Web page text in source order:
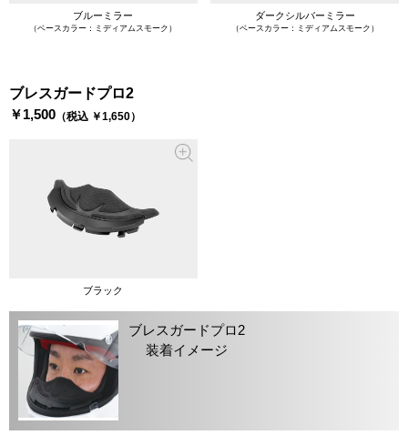
ブルーミラー
（ベースカラー：ミディアムスモーク）
ダークシルバーミラー
（ベースカラー：ミディアムスモーク）
ブレスガードプロ2
￥1,500 （税込 ￥1,650）
ブラック
ブレスガードプロ2
装着イメージ